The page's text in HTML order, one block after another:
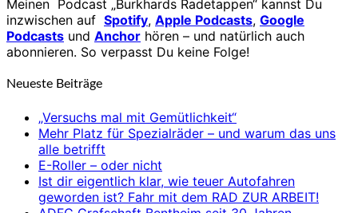
Meinen Podcast „Burkhards Radetappen“ kannst Du
inzwischen auf Spotify, Apple Podcasts, Google
Podcasts und Anchor hören – und natürlich auch
abonnieren. So verpasst Du keine Folge!
Neueste Beiträge
„Versuchs mal mit Gemütlichkeit“
Mehr Platz für Spezialräder – und warum das uns
alle betrifft
E-Roller – oder nicht
Ist dir eigentlich klar, wie teuer Autofahren
geworden ist? Fahr mit dem RAD ZUR ARBEIT!